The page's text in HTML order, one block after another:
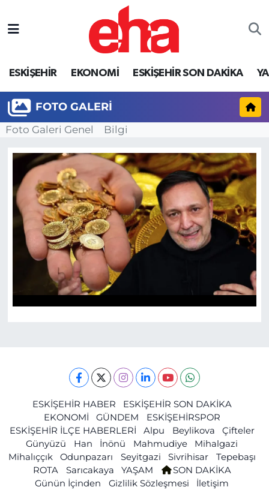
ESKİŞEHİR EKONOMİ ESKİŞEHİR SON DAKİKA
FOTO GALERI
Foto Galeri Genel Bilgi
ESKİŞEHİR HABER
ESKİŞEHİR SON DAKİKA
EKONOMİ
GÜNDEM
ESKİŞEHİRSPOR
ESKİŞEHİR İLÇE HABERLERİ
Alpu Beylikova
Çifteler
Günyüzü
Han İnönü Mahmudiye
Mihalgazi
Mihalıççık
Odunpazarı Seyitgazi Sivrihisar
Tepebaşı
ROTA
Sarıcakaya YAŞAM
SON DAKİKA
Günün İçinden
Gizlilik Sözleşmesi
İletişim